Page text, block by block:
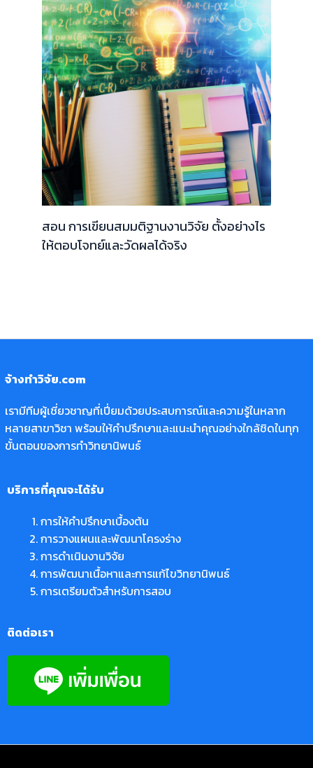
สอน การเขียนสมมติฐานงานวิจัย ตั้งอย่างไร
ให้ตอบโจทย์และวัดผลได้จริง
จ้างทำวิจัย.com
เรามีทีมผู้เชี่ยวชาญที่เปี่ยมด้วยประสบการณ์และความรู้ในหลาก
หลายสาขาวิชา พร้อมให้คำปรึกษาและแนะนำคุณอย่างใกล้ชิดในทุก
ขั้นตอนของการทำวิทยานิพนธ์
บริการที่คุณจะได้รับ
การให้คำปรึกษาเบื้องต้น
การวางแผนและพัฒนาโครงร่าง
การดำเนินงานวิจัย
การพัฒนาเนื้อหาและการแก้ไขวิทยานิพนธ์
การเตรียมตัวสำหรับการสอบ
ติดต่อเรา